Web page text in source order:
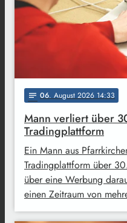
notes 06. August 2026 14:33
Mann verliert über
Tradingplattform
Ein Mann aus
Tradingplattform über
über eine Werbung
einen Zeitraum von